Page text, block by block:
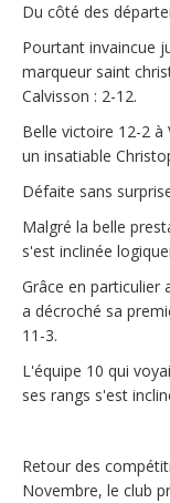
Du côté des
Pourtant invaincue
marqueur saint
Calvisson : 2-12.
Belle victoire 12-2 à
un insatiable
Défaite sans
Malgré la belle
s'est inclinée
Grâce en particulier
a décroché sa
11-3.
L'équipe 10 qui
ses rangs s'est
Retour des
Novembre, le club